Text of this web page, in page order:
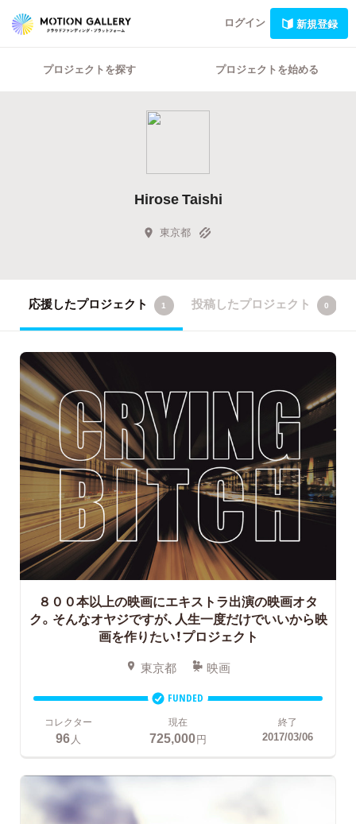
ログイン 新規登録
プロジェクトを探す プロジェクトを始める
Hirose Taishi
東京都
応援したプロジェクト 1 投稿したプロジェクト 0
８００本以上の映画にエキストラ出演の映画オタ
ク。そんなオヤジですが、人生一度だけでいいから映
画を作りたい！プロジェクト
東京都 映画
FUNDED
コレクター
96 人
現在
725,000円
終了
2017/03/06